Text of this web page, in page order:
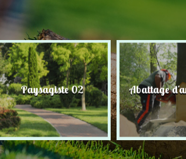
Paysagiste 02 Abattage